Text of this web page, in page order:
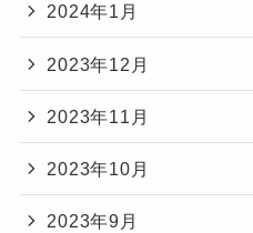
2024年1月
2023年12月
2023年11月
2023年10月
2023年9月